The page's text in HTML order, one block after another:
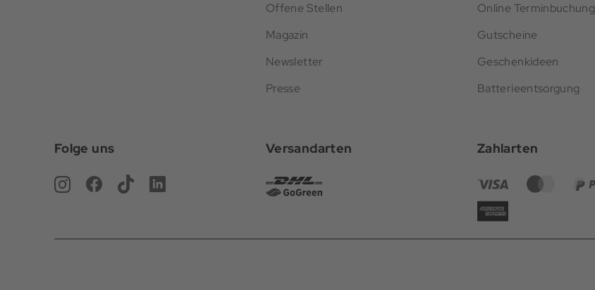
Offene Stellen
Magazin
Newsletter
Presse
Online Terminbuchung
Gutscheine
Geschenkideen
Batterieentsorgung
Folge uns Versandarten Zahlarten